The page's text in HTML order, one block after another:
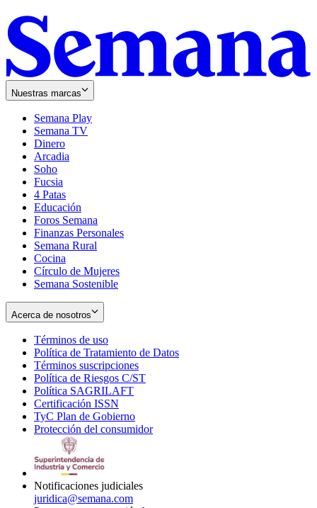
Nuestras marcas
Semana Play
Semana TV
Dinero
Arcadia
Soho
in
new
window
Fucsia
in
new
window
4 Patas
Educación
Foros Semana
Finanzas Personales
Semana Rural
Cocina
Círculo de Mujeres
Semana Sostenible
Acerca de nosotros
Términos de uso
in
new
window
Política de Tratamiento de Datos
Términos suscripciones
in
Política de Riesgos C/ST
Política SAGRILAFT
new
window
Certificación ISSN
in
new
TyC Plan de Gobierno
in
Protección del consumidorOpens
Notificaciones judiciales
juridica@semana.com